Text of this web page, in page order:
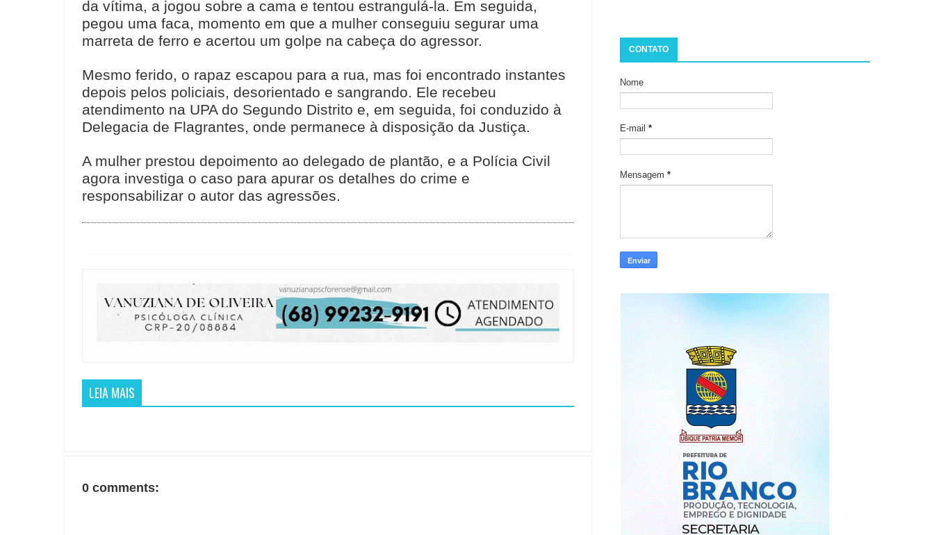
da vítima, a jogou sobre a cama e tentou estrangulá-la. Em seguida,
pegou uma faca, momento em que a mulher conseguiu segurar uma
marreta de ferro e acertou um golpe na cabeça do agressor.
Mesmo ferido, o rapaz escapou para a rua, mas foi encontrado instantes
depois pelos policiais, desorientado e sangrando. Ele recebeu
atendimento na UPA do Segundo Distrito e, em seguida, foi conduzido à
Delegacia de Flagrantes, onde permanece à disposição da Justiça.
A mulher prestou depoimento ao delegado de plantão, e a Polícia Civil
agora investiga o caso para apurar os detalhes do crime e
responsabilizar o autor das agressões.
LEIA MAIS
0 comments:
CONTATO
Nome
E-mail *
Mensagem *